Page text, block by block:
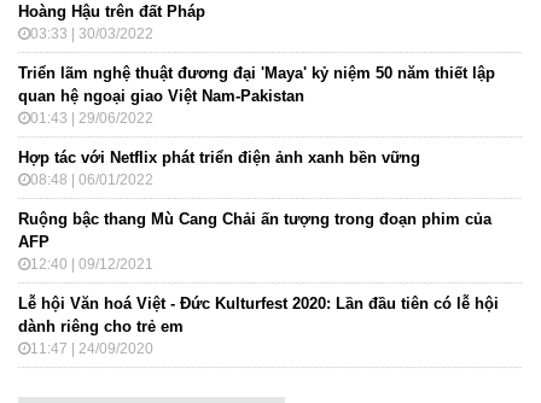
Hoàng Hậu trên đất Pháp
03:33 | 30/03/2022
Triển lãm nghệ thuật đương đại 'Maya' kỷ niệm 50 năm thiết lập
quan hệ ngoại giao Việt Nam-Pakistan
01:43 | 29/06/2022
Hợp tác với Netflix phát triển điện ảnh xanh bền vững
08:48 | 06/01/2022
Ruộng bậc thang Mù Cang Chải ấn tượng trong đoạn phim của
AFP
12:40 | 09/12/2021
Lễ hội Văn hoá Việt - Đức Kulturfest 2020: Lần đầu tiên có lễ hội
dành riêng cho trẻ em
11:47 | 24/09/2020